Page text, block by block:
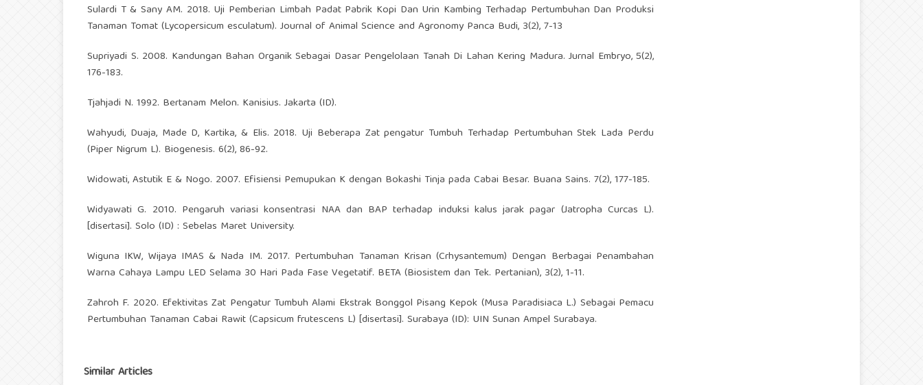
Sulardi T & Sany AM. 2018. Uji Pemberian Limbah Padat Pabrik Kopi Dan Urin Kambing Terhadap Pertumbuhan Dan Produksi
Tanaman Tomat (Lycopersicum esculatum). Journal of Animal Science and Agronomy Panca Budi, 3(2), 7-13
Supriyadi S. 2008. Kandungan Bahan Organik Sebagai Dasar Pengelolaan Tanah Di Lahan Kering Madura. Jurnal Embryo, 5(2),
176-183.
Tjahjadi N. 1992. Bertanam Melon. Kanisius. Jakarta (ID).
Wahyudi, Duaja, Made D, Kartika, & Elis. 2018. Uji Beberapa Zat pengatur Tumbuh Terhadap Pertumbuhan Stek Lada Perdu
(Piper Nigrum L). Biogenesis. 6(2), 86-92.
Widowati, Astutik E & Nogo. 2007. Efisiensi Pemupukan K dengan Bokashi Tinja pada Cabai Besar. Buana Sains. 7(2), 177-185.
Widyawati G. 2010. Pengaruh variasi konsentrasi NAA dan BAP terhadap induksi kalus jarak pagar (Jatropha Curcas L).
[disertasi]. Solo (ID) : Sebelas Maret University.
Wiguna IKW, Wijaya IMAS & Nada IM. 2017. Pertumbuhan Tanaman Krisan (Crhysantemum) Dengan Berbagai Penambahan
Warna Cahaya Lampu LED Selama 30 Hari Pada Fase Vegetatif. BETA (Biosistem dan Tek. Pertanian), 3(2), 1-11.
Zahroh F. 2020. Efektivitas Zat Pengatur Tumbuh Alami Ekstrak Bonggol Pisang Kepok (Musa Paradisiaca L.) Sebagai Pemacu
Pertumbuhan Tanaman Cabai Rawit (Capsicum frutescens L) [disertasi]. Surabaya (ID): UIN Sunan Ampel Surabaya.
Similar Articles